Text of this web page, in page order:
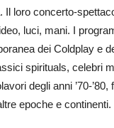
Il loro concerto-
luci, mani. I
dei Coldplay e
spirituals, celebri
degli anni ’70-’80,
epoche e continenti.